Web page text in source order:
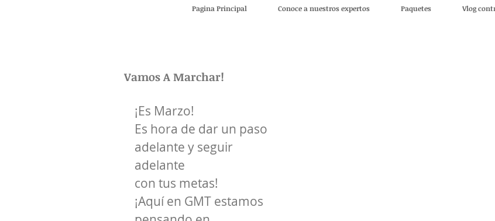
Pagina Principal Conoce a nuestros expertos Paquetes Vlog
Vamos A Marchar!
¡Es Marzo!
Es hora de dar un paso
adelante y seguir
adelante
con tus metas!
¡Aquí en GMT estamos